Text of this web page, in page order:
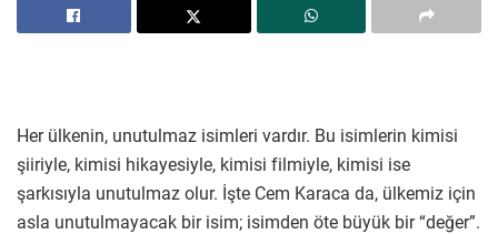
Her ülkenin, unutulmaz isimleri vardır. Bu isimlerin kimisi
şiiriyle, kimisi hikayesiyle, kimisi filmiyle, kimisi ise
şarkısıyla unutulmaz olur. İşte Cem Karaca da, ülkemiz için
asla unutulmayacak bir isim; isimden öte büyük bir “değer”.